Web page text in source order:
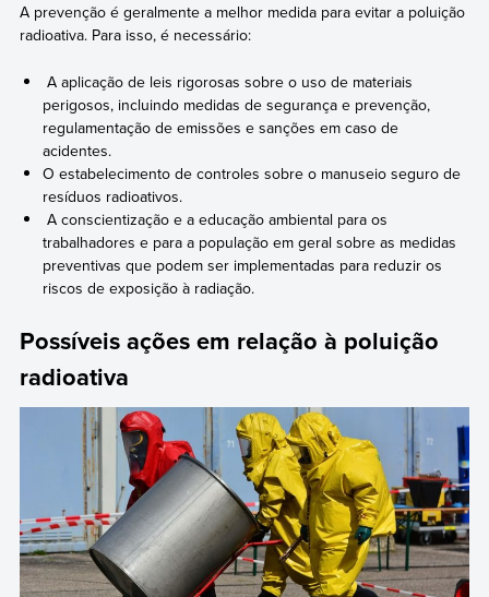
A prevenção é geralmente a melhor medida para evitar a poluição
radioativa. Para isso, é necessário:
A aplicação de leis rigorosas sobre o uso de materiais
perigosos, incluindo medidas de segurança e prevenção,
regulamentação de emissões e sanções em caso de
acidentes.
O estabelecimento de controles sobre o manuseio seguro de
resíduos radioativos.
A conscientização e a educação ambiental para os
trabalhadores e para a população em geral sobre as medidas
preventivas que podem ser implementadas para reduzir os
riscos de exposição à radiação.
Possíveis ações em relação à poluição
radioativa